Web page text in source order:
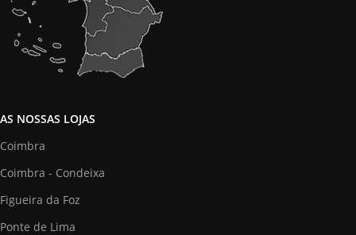
AS NOSSAS LOJAS
Coimbra
Coimbra - Condeixa
Figueira da Foz
Ponte de Lima